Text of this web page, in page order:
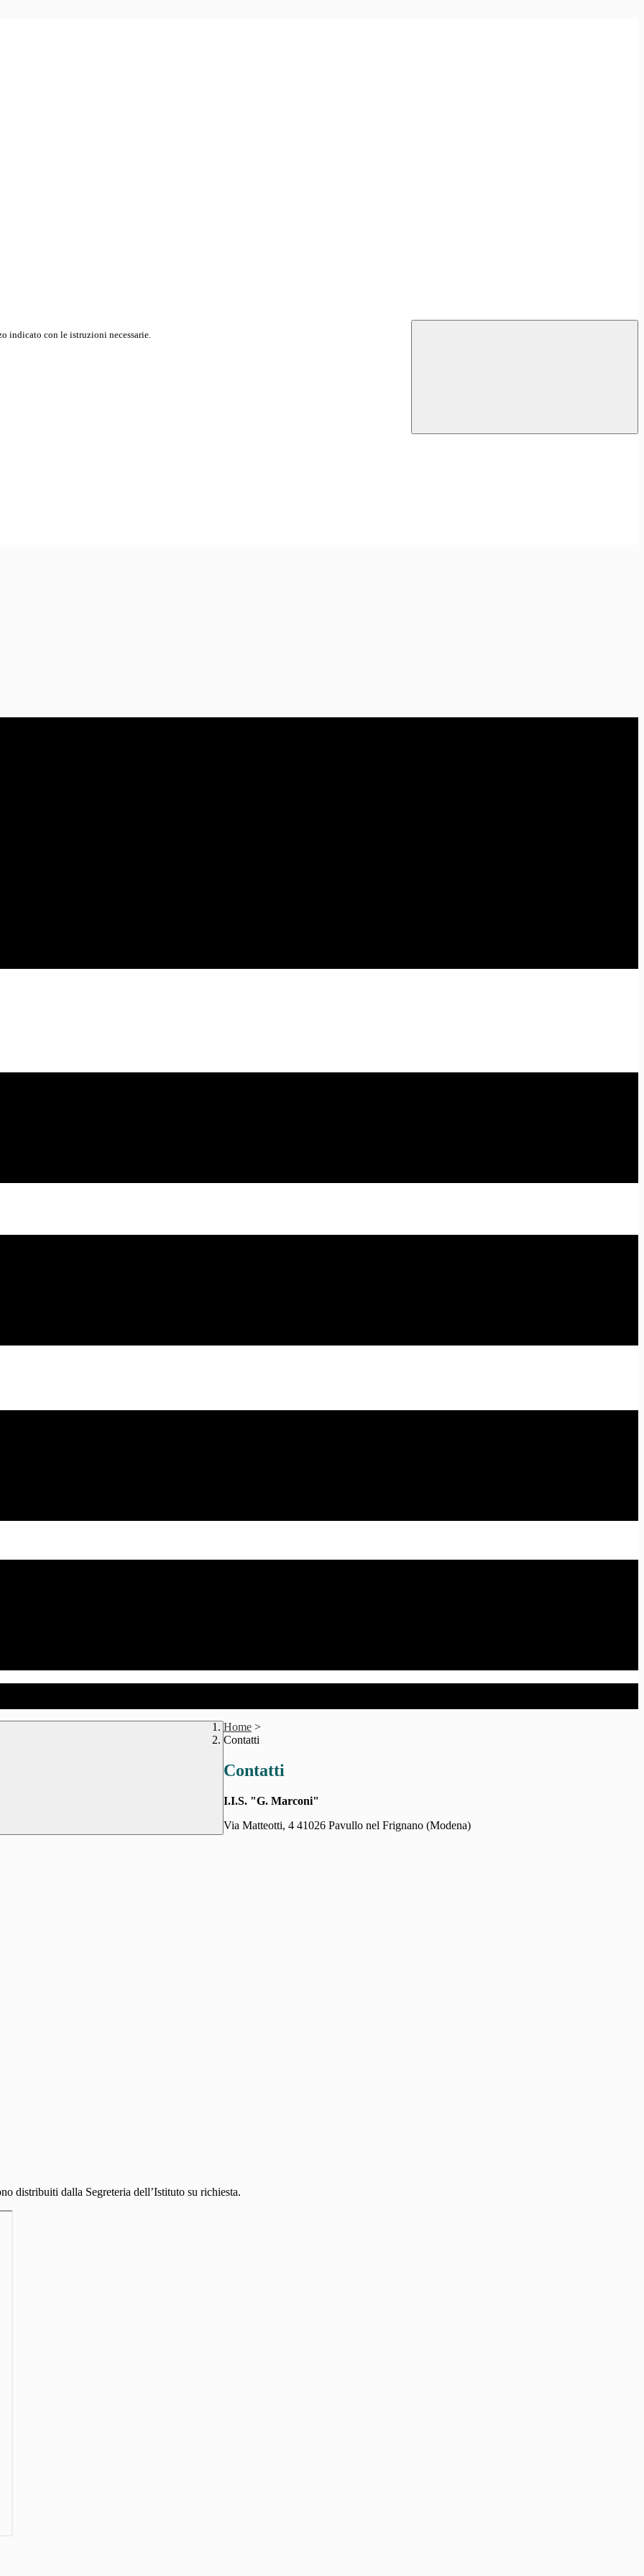
indicato con le istruzioni necessarie.
Home >
Contatti
Contatti
I.I.S. "G. Marconi"
Via Matteotti, 4 41026 Pavullo nel Frignano (Modena)
distribuiti dalla Segreteria dell’Istituto su richiesta.